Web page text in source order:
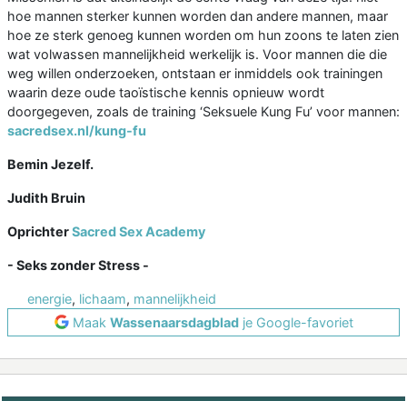
hoe mannen sterker kunnen worden dan andere mannen, maar
hoe ze sterk genoeg kunnen worden om hun zoons te laten zien
wat volwassen mannelijkheid werkelijk is. Voor mannen die die
weg willen onderzoeken, ontstaan er inmiddels ook trainingen
waarin deze oude taoïstische kennis opnieuw wordt
doorgegeven, zoals de training ‘Seksuele Kung Fu’ voor mannen:
sacredsex.nl/kung-fu
Bemin Jezelf.
Judith Bruin
OprichterSacred Sex Academy
- Seks zonder Stress -
energie, lichaam, mannelijkheid
Maak Wassenaarsdagbladje Google-favoriet